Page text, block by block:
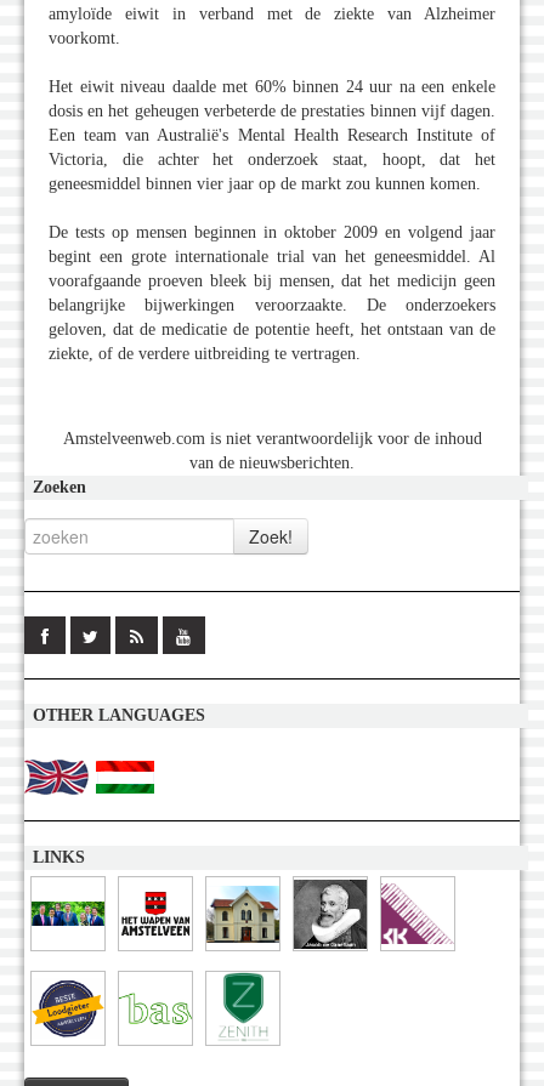
amyloïde eiwit in verband met de ziekte van Alzheimer
voorkomt.
Het eiwit niveau daalde met 60% binnen 24 uur na een enkele
dosis en het geheugen verbeterde de prestaties binnen vijf dagen.
Een team van Australië's Mental Health Research Institute of
Victoria, die achter het onderzoek staat, hoopt, dat het
geneesmiddel binnen vier jaar op de markt zou kunnen komen.
De tests op mensen beginnen in oktober 2009 en volgend jaar
begint een grote internationale trial van het geneesmiddel. Al
voorafgaande proeven bleek bij mensen, dat het medicijn geen
belangrijke bijwerkingen veroorzaakte. De onderzoekers
geloven, dat de medicatie de potentie heeft, het ontstaan van de
ziekte, of de verdere uitbreiding te vertragen.
Amstelveenweb.com is niet verantwoordelijk voor de inhoud
van de nieuwsberichten.
Zoeken
OTHER LANGUAGES
LINKS